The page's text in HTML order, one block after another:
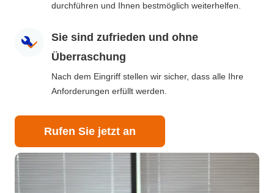
durchführen und Ihnen bestmöglich weiterhelfen.
Sie sind zufrieden und ohne
Überraschung
Nach dem Eingriff stellen wir sicher, dass alle Ihre
Anforderungen erfüllt werden.
Rufen Sie jetzt an